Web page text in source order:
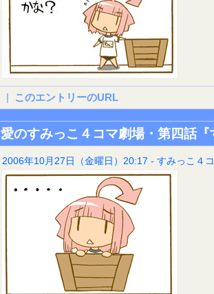
| このエントリーのURL
愛のすみっこ４コマ劇場・第四話
2006年10月27日（金曜日）20:17 - すみっこ４